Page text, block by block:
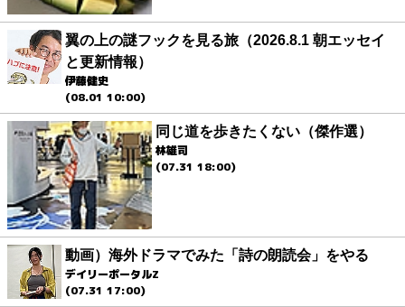
翼の上の謎フックを見る旅（2026.8.1 朝エッセイ
と更新情報）
伊藤健史
(08.01 10:00)
同じ道を歩きたくない（傑作選）
林雄司
(07.31 18:00)
動画）海外ドラマでみた「詩の朗読会」をやる
デイリーポータルZ
(07.31 17:00)